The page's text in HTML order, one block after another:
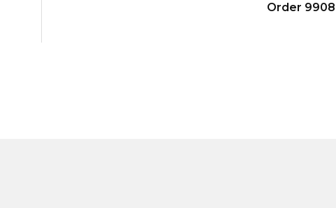
Order 9908